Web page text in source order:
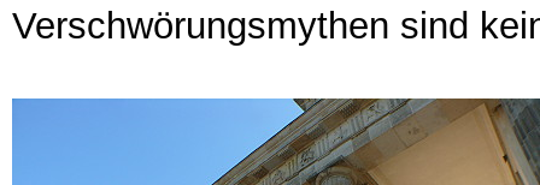
Verschwörungsmythen sind